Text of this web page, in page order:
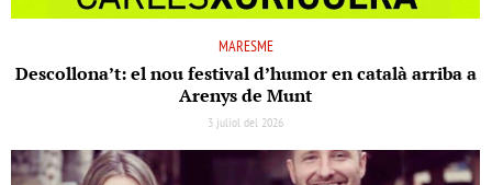
MARESME
Descollona’t: el nou festival d’humor en català arriba a
Arenys de Munt
3 juliol del 2026